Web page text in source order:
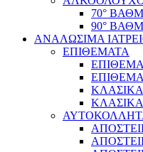
70°
90°
ΑΝΑΛΩΣΙΜΑ
ΕΠΙΘΕΜΑΤΑ